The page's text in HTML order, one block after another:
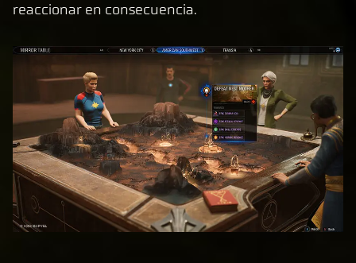
tas
pol
ític
de
pri
va
cid
ad
de
Yo
reaccionar en consecuencia.